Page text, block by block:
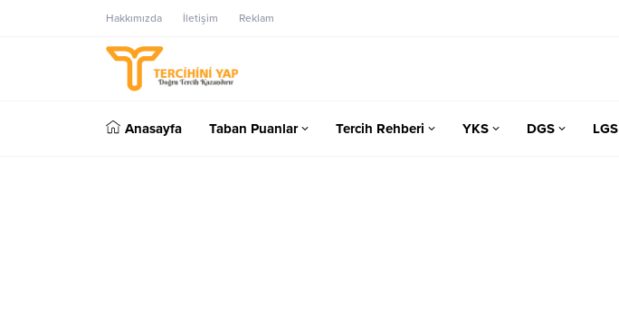
Hakkımızda İletişim Reklam
Anasayfa Taban Puanlar Tercih Rehberi YKS DGS LGS